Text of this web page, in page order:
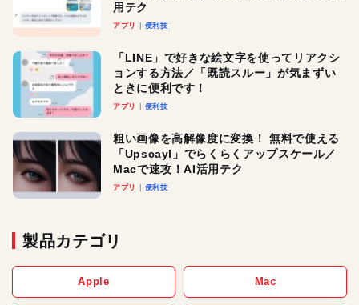
用テク
アプリ 便利技
「LINE」で好きな絵文字を使ってリアクシ
ョンする方法／「既読スルー」が気まずい
ときに便利です！
アプリ 便利技
粗い画像を高解像度に変換！ 無料で使える
「Upscayl」でらくらくアップスケール／
Macで速攻！AI活用テク
アプリ 便利技
製品カテゴリ
Apple Mac